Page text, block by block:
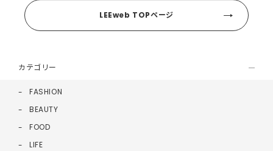
LEEweb TOPページ
カテゴリー
FASHION
BEAUTY
FOOD
LIFE